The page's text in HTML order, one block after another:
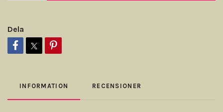
Dela
INFORMATION RECENSIONER